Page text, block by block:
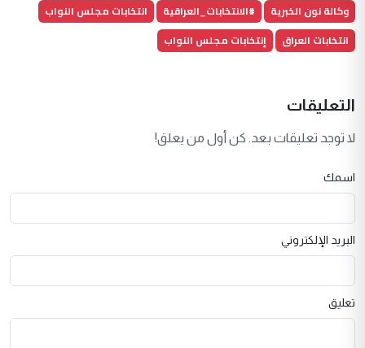
وكالة نون الخبرية
#الانتخابات_العراقية
انتخابات مجلس النواب
انتخابات العراق
إنتخابات مجلس النواب
التعليقات
لا توجد تعليقات بعد. كن أول من يعلق!
اسمك
البريد الإلكتروني
تعليق